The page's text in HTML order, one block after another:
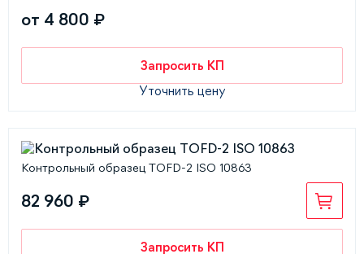
от 4 800 ₽
Запросить КП
Уточнить цену
Контрольный образец TOFD-2 ISO 10863
82 960 ₽
Запросить КП